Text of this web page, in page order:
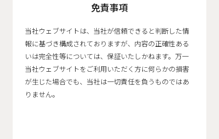
役員一覧
組織図
グループ会社
免責事項
当社ウェブサイトは、当社が信頼できると判断した情
報に基づき構成されておりますが、内容の正確性ある
いは完全性等については、保証いたしかねます。万一
当社ウェブサイトをご利用いただく方に何らかの損害
が生じた場合でも、当社は一切責任を負うものではあ
りません。